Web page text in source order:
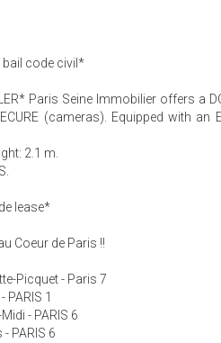
bail code civil*
Paris Seine Immobilier offers a
(cameras). Equipped with an
2.1 m.
lease*
Coeur de Paris !!
Picquet - Paris 7
1
- PARIS 6
PARIS 6